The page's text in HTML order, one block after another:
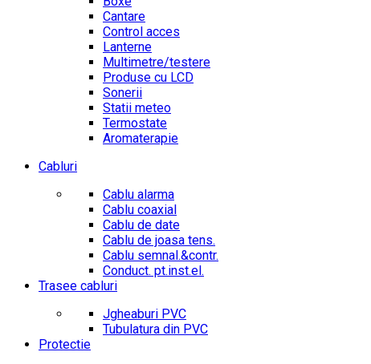
Cantare
Control acces
Lanterne
Multimetre/testere
Produse cu LCD
Sonerii
Statii meteo
Termostate
Aromaterapie
Cabluri
Cablu alarma
Cablu coaxial
Cablu de date
Cablu de joasa tens.
Cablu semnal.&contr.
Conduct. pt.inst.el.
Trasee cabluri
Jgheaburi PVC
Tubulatura din PVC
Protectie